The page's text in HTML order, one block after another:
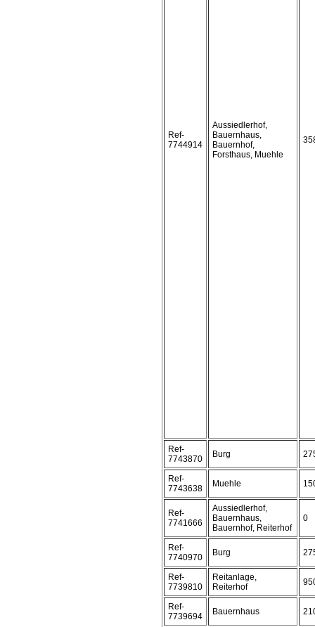
Ref-
7744914
Aussiedlerhof,
Bauernhaus,
Bauernhof,
Forsthaus, Muehle
Ref-
7743870
Burg
Ref-
7743638
Muehle
Ref-
7741666
Aussiedlerhof,
Bauernhaus,
Bauernhof, Reiterhof
0
Ref-
7740970
Burg
Ref-
7739810
Reitanlage,
Reiterhof
Ref-
7739694
Bauernhaus